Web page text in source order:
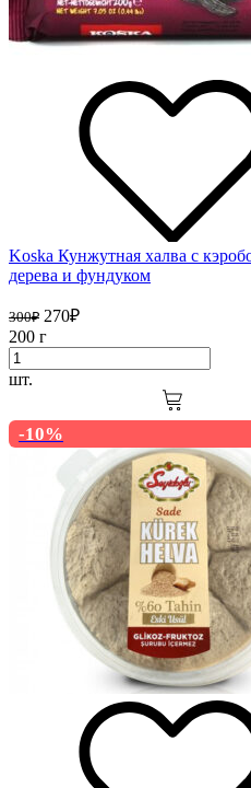
Koska Кунжутная халва с
дерева и фундуком
300₽ 270₽
200 г
шт.
-10%